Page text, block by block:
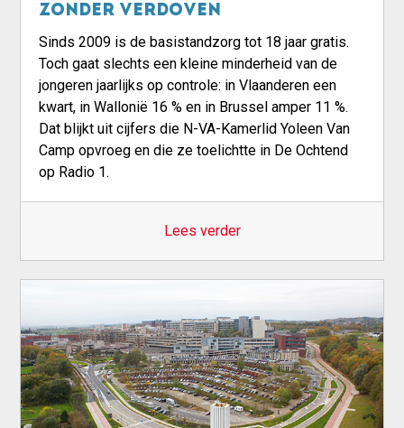
zonder verdoven
Sinds 2009 is de basistandzorg tot 18 jaar gratis.
Toch gaat slechts een kleine minderheid van de
jongeren jaarlijks op controle: in Vlaanderen een
kwart, in Wallonië 16 % en in Brussel amper 11 %.
Dat blijkt uit cijfers die N-VA-Kamerlid Yoleen Van
Camp opvroeg en die ze toelichtte in De Ochtend
op Radio 1.
Lees verder